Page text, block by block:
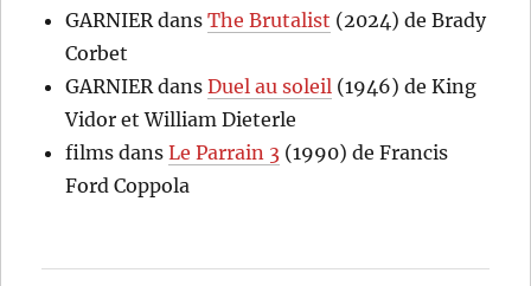
GARNIER dansThe Brutalist (2024) de Brady
Corbet
GARNIER dansDuel au soleil (1946) de King
Vidor et William Dieterle
films dansLe Parrain 3 (1990) de Francis
Ford Coppola